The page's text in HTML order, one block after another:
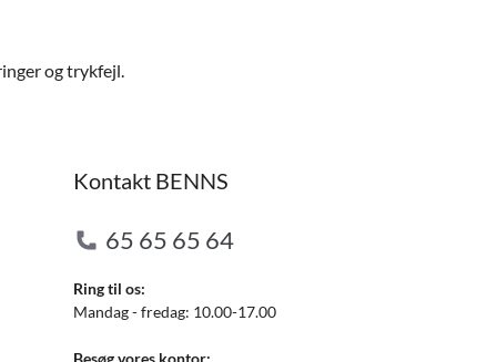
og trykfejl.
Kontakt BENNS
65 65 65 64
Ring til os:
Mandag - fredag: 10.00-17.00
Besøg vores kontor: